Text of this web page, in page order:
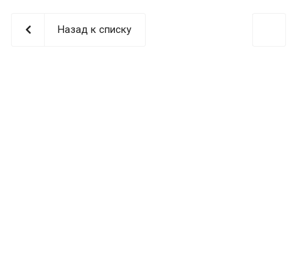
Назад к списку